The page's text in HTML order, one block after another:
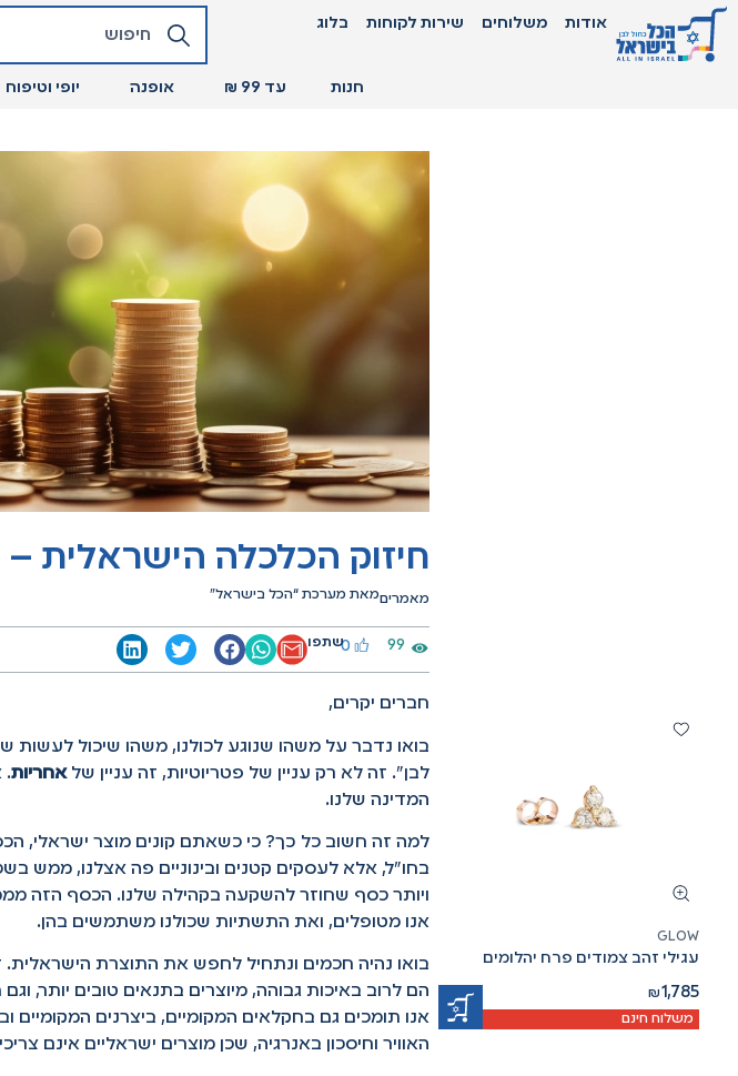
אודות משלוחים שירות לקוחות בלוג
חנות עד 99 ₪ אופנה יופי וטיפוח
חיזוק הכלכלה הישראלית –
מאמריםמאת מערכת “הכל בישראל”
99
0שתפו
GLOW
עגילי זהב צמודים פרח יהלומים
₪1,785
משלוח חינם
חברים יקרים,
בואו נדבר על משהו שנוגע לכולנו, משהו שיכול לעשות
לבן". זה לא רק עניין של פטריוטיות, זה עניין שלאחריות.
המדינה שלנו.
למה זה חשוב כל כך? כי כשאתם קונים מוצר ישראלי,
בחו"ל, אלא לעסקים קטנים ובינוניים פה אצלנו, ממש
ויותר כסף שחוזר להשקעה בקהילה שלנו. הכסף הזה
אנו מטופלים, ואת התשתיות שכולנו משתמשים בהן.
בואו נהיה חכמים ונתחיל לחפש את התוצרת הישראלית.
הם לרוב באיכות גבוהה, מיוצרים בתנאים טובים יותר,
אנו תומכים גם בחקלאים המקומיים, ביצרנים
האוויר וחיסכון באנרגיה, שכן מוצרים ישראליים אינם